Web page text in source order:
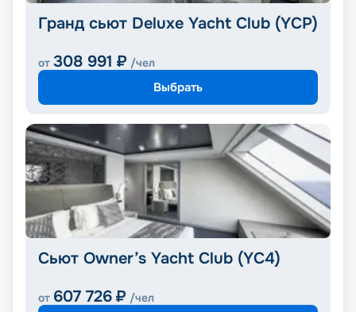
Гранд сьют Deluxe Yacht Club (YCP)
от 308 991 ₽ /чел
Выбрать
Сьют Owner’s Yacht Club (YC4)
от 607 726 ₽ /чел